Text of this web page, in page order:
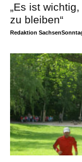
„Es ist
zu bleiben“
Redaktion